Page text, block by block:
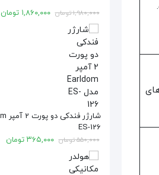
۱,۹۸۰,۰۰۰تومان ۱,۸۶۰,۰۰۰ تومان
ES-126
۵۵۰,۰۰۰تومان ۳۶۵,۰۰۰ تومان